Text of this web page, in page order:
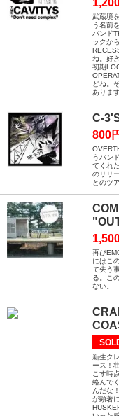
武蔵境
う名前
バンド
ックか
ね。好
初期
どね。
ありま
C-
800
うバン
てくれ
のリリ
とのツ
再び
にはこ
て失う
る。こ
ない。
新生ク
ース！
こす時
絡んで
んだな
が顕著